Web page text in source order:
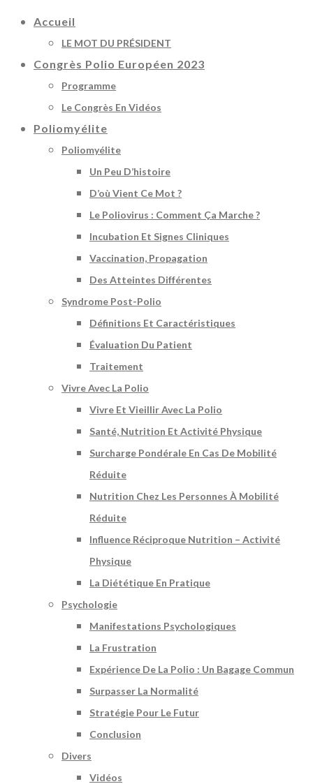
Accueil
LE MOT DU PRÉSIDENT
Congrès Polio Européen 2023
Programme
Le Congrès En Vidéos
Poliomyélite
Poliomyélite
Un Peu D’histoire
D’où Vient Ce Mot ?
Le Poliovirus : Comment Ça Marche ?
Incubation Et Signes Cliniques
Vaccination, Propagation
Des Atteintes Différentes
Syndrome Post-Polio
Définitions Et Caractéristiques
Évaluation Du Patient
Traitement
Vivre Avec La Polio
Vivre Et Vieillir Avec La Polio
Santé, Nutrition Et Activité Physique
Surcharge Pondérale En Cas De Mobilité
Réduite
Nutrition Chez Les Personnes À Mobilité
Réduite
Influence Réciproque Nutrition – Activité
Physique
La Diététique En Pratique
Psychologie
Manifestations Psychologiques
La Frustration
Expérience De La Polio : Un Bagage Commun
Surpasser La Normalité
Stratégie Pour Le Futur
Conclusion
Divers
Vidéos